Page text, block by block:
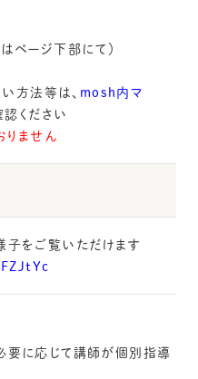
はページ下部にて）
方法等は、 mosh内マ
認ください
りません
子をご覧いただけます
要に応じて講師が個別指導